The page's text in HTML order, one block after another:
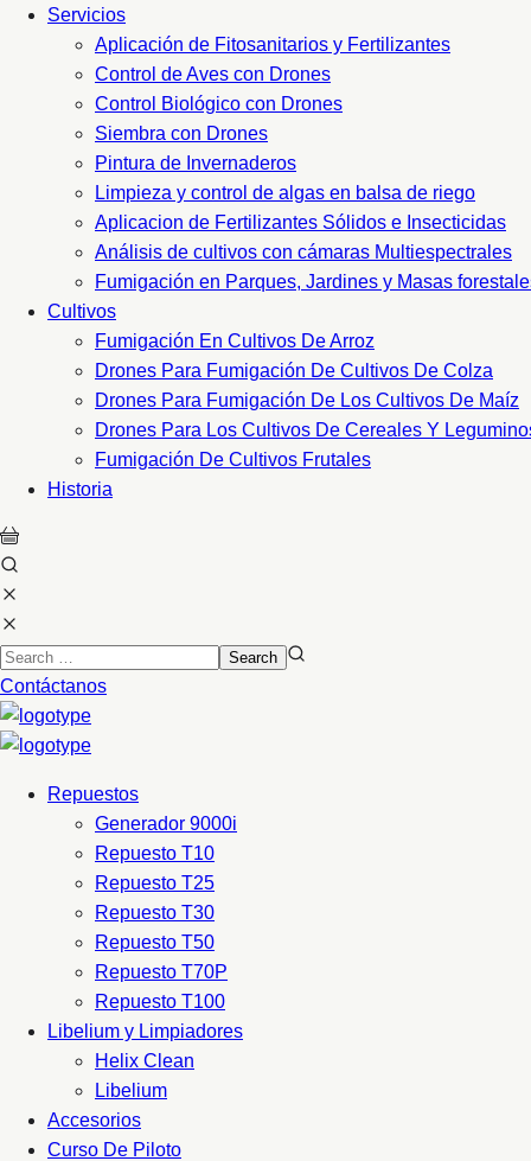
Servicios
Aplicación de Fitosanitarios y Fertilizantes
Control de Aves con Drones
Control Biológico con Drones
Siembra con Drones
Pintura de Invernaderos
Limpieza y control de algas en balsa de riego
Aplicacion de Fertilizantes Sólidos e Insecticidas
Análisis de cultivos con cámaras Multiespectrales
Fumigación en Parques, Jardines y Masas
Cultivos
Fumigación En Cultivos De Arroz
Drones Para Fumigación De Cultivos De Colza
Drones Para Fumigación De Los Cultivos De Maíz
Drones Para Los Cultivos De Cereales Y
Fumigación De Cultivos Frutales
Historia
Contáctanos
Repuestos
Generador 9000i
Repuesto T10
Repuesto T25
Repuesto T30
Repuesto T50
Repuesto T70P
Repuesto T100
Libelium y Limpiadores
Helix Clean
Libelium
Accesorios
Curso De Piloto